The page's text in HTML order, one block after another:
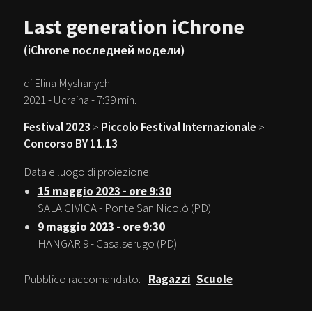
Last generation iChrone
(iChrone последней модели)
di Elina Myshanych
2021 - Ucraina - 7:39 min.
Festival 2023 > Piccolo Festival Internazionale >
Concorso BY 11.13
Data e luogo di proiezione:
15 maggio 2023 - ore 9:30
SALA CIVICA - Ponte San Nicolò (PD)
9 maggio 2023 - ore 9:30
HANGAR 9 - Casalserugo (PD)
Pubblico raccomandato: Ragazzi Scuole